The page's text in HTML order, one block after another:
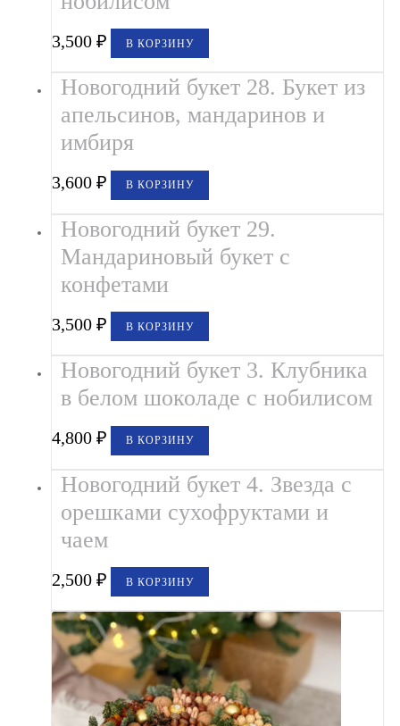
3,500₽ В КОРЗИНУ
Новогодний букет 28. Букет из
апельсинов, мандаринов и
имбиря
3,600₽ В КОРЗИНУ
Новогодний букет 29.
Мандариновый букет с
конфетами
3,500₽ В КОРЗИНУ
Новогодний букет 3. Клубника
в белом шоколаде с нобилисом
4,800₽ В КОРЗИНУ
Новогодний букет 4. Звезда с
орешками сухофруктами и
чаем
2,500₽ В КОРЗИНУ